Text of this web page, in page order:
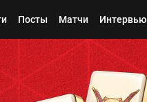
Посты Матчи Интервью